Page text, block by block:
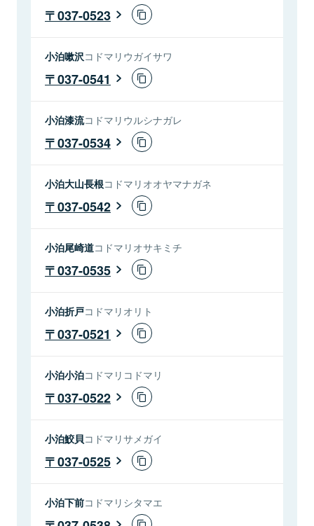
037-0523
小泊嗽沢コドマリウガイサワ
037-0541
小泊漆流コドマリウルシナガレ
037-0534
小泊大山長根コドマリオオヤマナガネ
037-0542
小泊尾崎道コドマリオサキミチ
037-0535
小泊折戸コドマリオリト
037-0521
小泊小泊コドマリコドマリ
037-0522
小泊鮫貝コドマリサメガイ
037-0525
小泊下前コドマリシタマエ